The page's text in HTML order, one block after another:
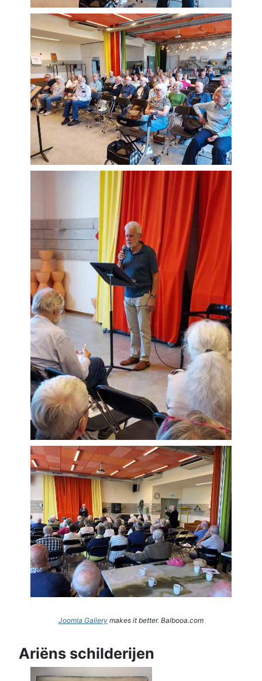
Joomla Gallery makes it better. Balbooa.com
Ariëns schilderijen